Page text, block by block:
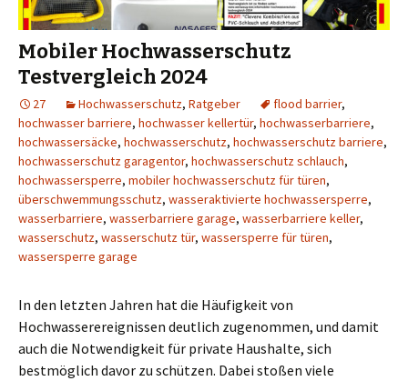
Mobiler Hochwasserschutz
Testvergleich 2024
27 Hochwasserschutz, Ratgeber flood barrier,
hochwasser barriere, hochwasser kellertür, hochwasserbarriere,
hochwassersäcke, hochwasserschutz, hochwasserschutz barriere,
hochwasserschutz garagentor, hochwasserschutz schlauch,
hochwassersperre, mobiler hochwasserschutz für türen,
überschwemmungsschutz, wasseraktivierte hochwassersperre,
wasserbarriere, wasserbarriere garage, wasserbarriere keller,
wasserschutz, wasserschutz tür, wassersperre für türen,
wassersperre garage
In den letzten Jahren hat die Häufigkeit von
Hochwasserereignissen deutlich zugenommen, und damit
auch die Notwendigkeit für private Haushalte, sich
bestmöglich davor zu schützen. Dabei stoßen viele